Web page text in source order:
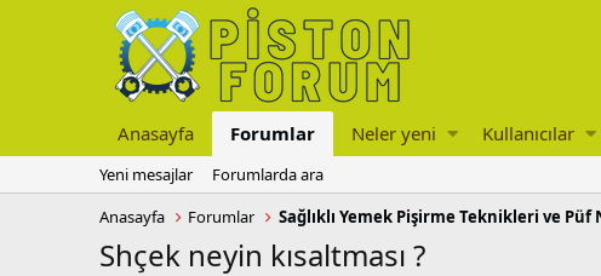
Anasayfa Forumlar Neler yeni Kullanıcılar
Yeni mesajlar
Forumlarda ara
Anasayfa
Forumlar
Shçek neyin kısaltması ?